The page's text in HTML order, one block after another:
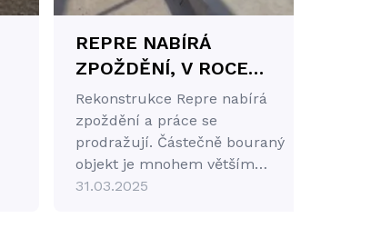
REPRE NABÍRÁ
ZPOŽDĚNÍ, V ROCE
2027 SE PRÝ ALE
OTEVŘE
Rekonstrukce Repre nabírá
zpoždění a práce se
prodražují. Částečně bouraný
objekt je mnohem větším
„oříškem“, než se
31.03.2025